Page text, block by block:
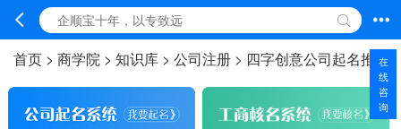
首页 > 商学院 > 知识库 > 公司注册 > 四字创意公司起名推荐
在
线
咨
询